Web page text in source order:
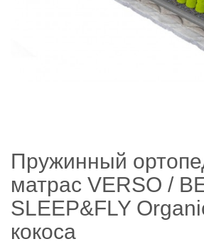
Пружинный
матрас VERSO /
SLEEP&FLY
кокоса